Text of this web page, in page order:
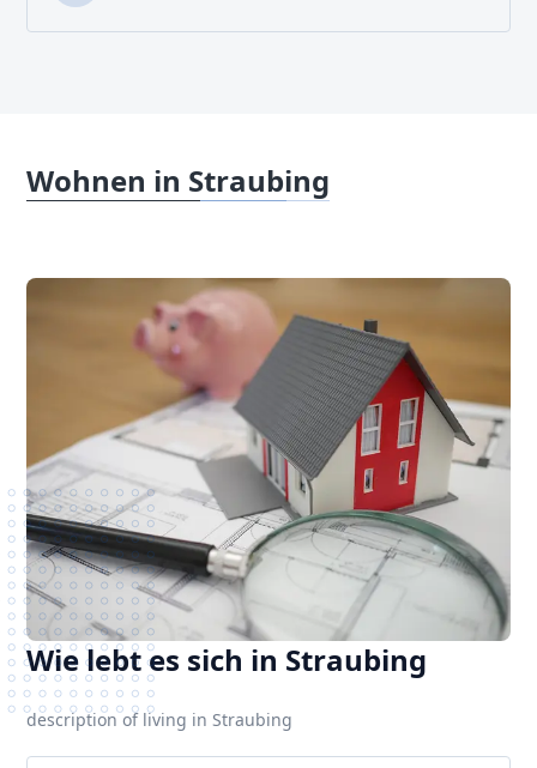
Wohnen in Straubing
Wie lebt es sich in Straubing
description of living in Straubing